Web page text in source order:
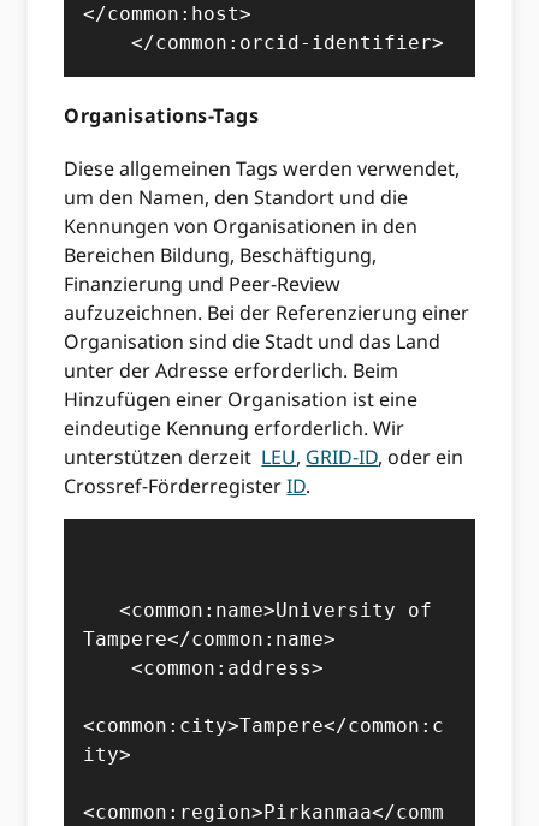
</common:host>
    </common:orcid-identifier>
Organisations-Tags
Diese allgemeinen Tags werden verwendet,
um den Namen, den Standort und die
Kennungen von Organisationen in den
Bereichen Bildung, Beschäftigung,
Finanzierung und Peer-Review
aufzuzeichnen. Bei der Referenzierung einer
Organisation sind die Stadt und das Land
unter der Adresse erforderlich. Beim
Hinzufügen einer Organisation ist eine
eindeutige Kennung erforderlich. Wir
unterstützen derzeit LEU, GRID-ID, oder ein
Crossref-FörderregisterID.
   <common:name>University of
Tampere</common:name>
    <common:address>
<common:city>Tampere</common:c
ity>
<common:region>Pirkanmaa</comm